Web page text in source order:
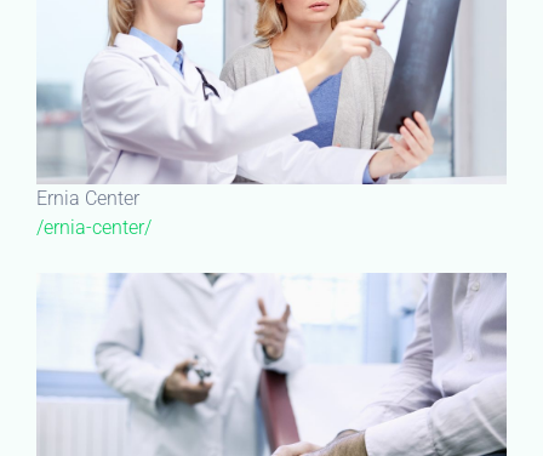
Ernia Center
/ernia-center/